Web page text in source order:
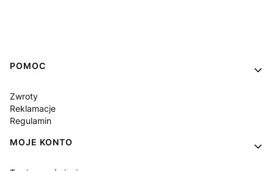
Linki w stopce
POMOC
Zwroty
Reklamacje
Regulamin
MOJE KONTO